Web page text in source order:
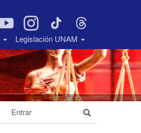
Legislación UNAM
Entrar